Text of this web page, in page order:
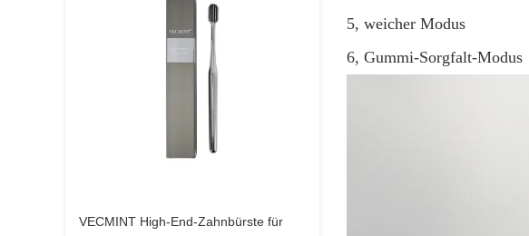
VECMINT High-End-Zahnbürste für
5, weicher Modus
6, Gummi-Sorgfalt-Modus